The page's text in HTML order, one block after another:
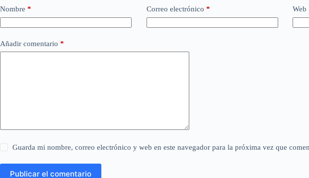
Nombre * Correo electrónico * Web
Añadir comentario *
Guarda mi nombre, correo electrónico y web en este navegador para la próxima vez que
Publicar el comentario